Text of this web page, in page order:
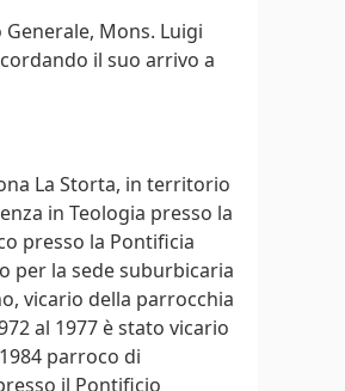
Mons. Luigi
il suo arrivo a
La Storta, in territorio
in Teologia presso la
presso la Pontificia
per la sede suburbicaria
vicario della parrocchia
al 1977 è stato vicario
parroco di
il Pontificio